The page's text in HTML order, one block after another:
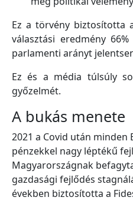
Ez a törvény biztosította
választási eredmény
parlamenti arányt
Ez és a média túlsúly
győzelmét.
A bukás menete
2021 a Covid után minden
pénzekkel nagy léptékű
Magyarországnak
gazdasági fejlődés
években biztosította a